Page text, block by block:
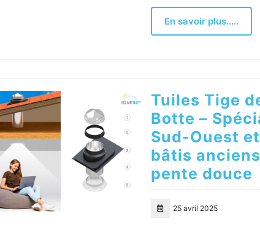
En savoir plus.....
Tuiles Tige
Botte –
Sud-Ouest et
bâtis
pente douce
25 avril 2025